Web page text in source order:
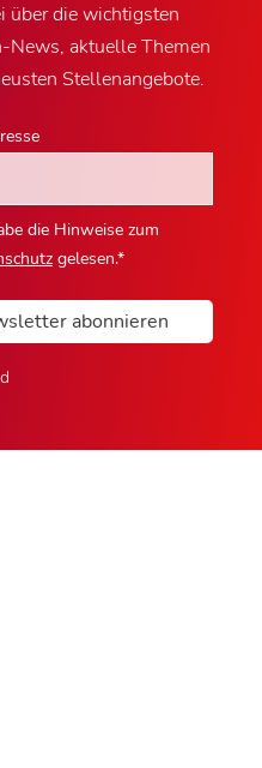
über die wichtigsten
News, aktuelle Themen
Stellenangebote.
die Hinweise zum
gelesen.*
abonnieren